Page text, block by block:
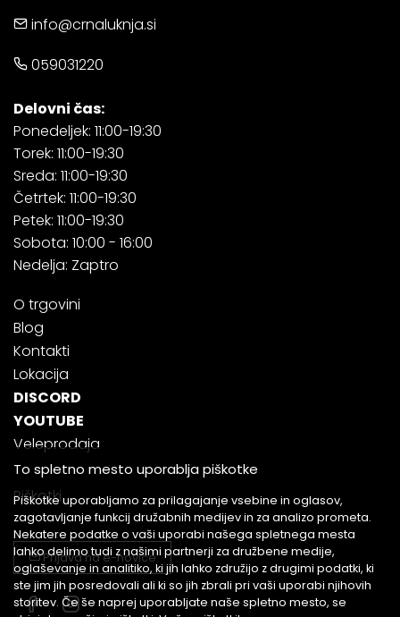
info@crnaluknja.si
059031220
Delovni čas:
Ponedeljek: 11:00-19:30
Torek: 11:00-19:30
Sreda: 11:00-19:30
Četrtek: 11:00-19:30
Petek: 11:00-19:30
Sobota: 10:00 - 16:00
Nedelja: Zaptro
O trgovini
Blog
Kontakti
Lokacija
DISCORD
YOUTUBE
Veleprodaja
Piškotki
Prijava na e-novice
To spletno mesto uporablja piškotke
Piškotke uporabljamo za prilagajanje vsebine in oglasov,
zagotavljanje funkcij družabnih medijev in za analizo prometa.
Nekatere podatke o vaši uporabi našega spletnega mesta
lahko delimo tudi z našimi partnerji za družbene medije,
oglaševanje in analitiko, ki jih lahko združijo z drugimi podatki, ki
ste jim jih posredovali ali ki so jih zbrali pri vaši uporabi njihovih
storitev. Če še naprej uporabljate naše spletno mesto, se